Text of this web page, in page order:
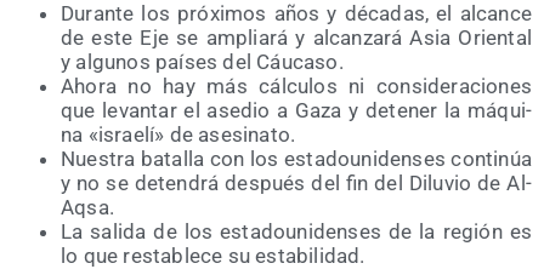
Duran­te los pró­xi­mos años y déca­das, el alcan­ce
de este Eje se amplia­rá y alcan­za­rá Asia Orien­tal
y algu­nos paí­ses del Cáucaso.
Aho­ra no hay más cálcu­los ni con­si­de­ra­cio­nes
que levan­tar el ase­dio a Gaza y dete­ner la máqui­
na «israe­lí» de asesinato.
Nues­tra bata­lla con los esta­dou­ni­den­ses con­ti­núa
y no se deten­drá des­pués del fin del Dilu­vio de Al-
Aqsa.
La sali­da de los esta­dou­ni­den­ses de la región es
lo que res­ta­ble­ce su estabilidad.